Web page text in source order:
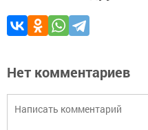
Нет комментариев